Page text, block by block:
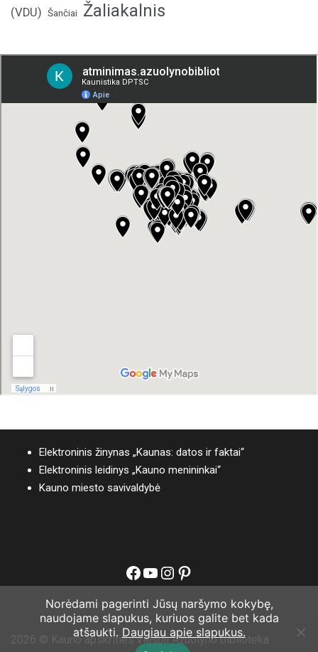
(VDU) Šančiai Žaliakalnis
Elektroninis žinynas „Kaunas: datos ir faktai“
Elektroninis leidinys „Kauno menininkai“
Kauno miesto savivaldybė
Facebook
YouTube
Instagram
Pinterest
2026 © Kauno apskrities viešoji Ąžuolyno biblioteka
Norėdami pagerinti Jūsų naršymo kokybę,
naudojame slapukus, kuriuos galite bet kada
atšaukti. Daugiau apie slapukus.